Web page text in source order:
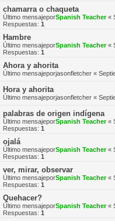
chamarra o chaqueta
Último mensajeporSpanish Teacher«
Respuestas: 1
Hambre
Último mensajeporSpanish Teacher«
Respuestas: 1
Ahora y ahorita
Último mensajeporjasonfletcher «
Hora y ahorita
Último mensajeporjasonfletcher «
palabras de origen indígena
Último mensajeporSpanish Teacher«
Respuestas: 1
ojalá
Último mensajeporSpanish Teacher«
Respuestas: 1
ver, mirar, observar
Último mensajeporSpanish Teacher«
Respuestas: 1
Quehacer?
Último mensajeporSpanish Teacher«
Respuestas: 1